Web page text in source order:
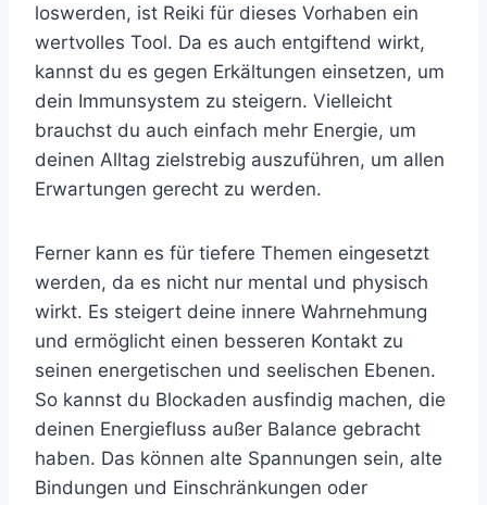
loswerden, ist Reiki für dieses Vorhaben ein
wertvolles Tool. Da es auch entgiftend wirkt,
kannst du es gegen Erkältungen einsetzen, um
dein Immunsystem zu steigern. Vielleicht
brauchst du auch einfach mehr Energie, um
deinen Alltag zielstrebig auszuführen, um allen
Erwartungen gerecht zu werden.
Ferner kann es für tiefere Themen eingesetzt
werden, da es nicht nur mental und physisch
wirkt. Es steigert deine innere Wahrnehmung
und ermöglicht einen besseren Kontakt zu
seinen energetischen und seelischen Ebenen.
So kannst du Blockaden ausfindig machen, die
deinen Energiefluss außer Balance gebracht
haben. Das können alte Spannungen sein, alte
Bindungen und Einschränkungen oder